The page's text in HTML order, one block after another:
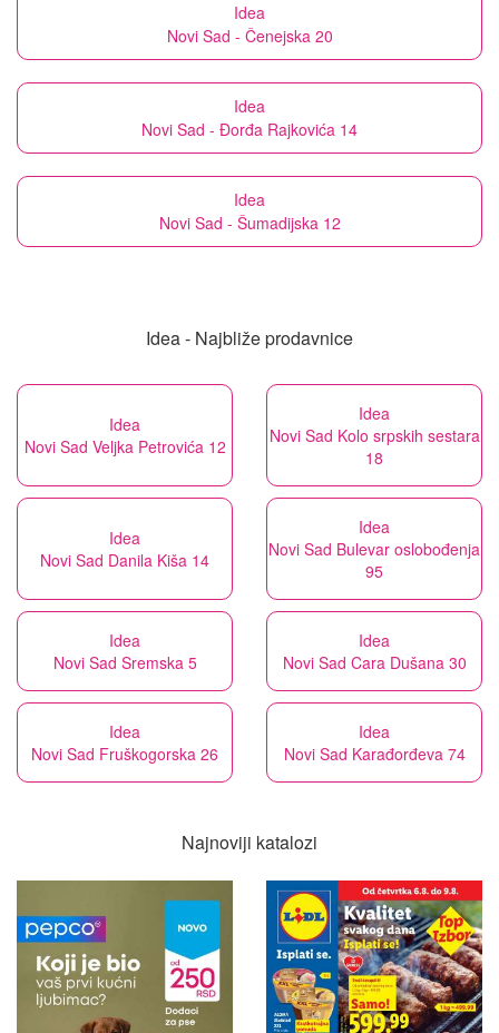
Idea
Novi Sad - Čenejska 20
Idea
Novi Sad - Đorđa Rajkovića 14
Idea
Novi Sad - Šumadijska 12
Idea - Najbliže prodavnice
Idea
Novi Sad Veljka Petrovića 12
Idea
Novi Sad Kolo srpskih sestara
18
Idea
Novi Sad Danila Kiša 14
Idea
Novi Sad Bulevar oslobođenja
95
Idea
Novi Sad Sremska 5
Idea
Novi Sad Cara Dušana 30
Idea
Novi Sad Fruškogorska 26
Idea
Novi Sad Karađorđeva 74
Najnoviji katalozi